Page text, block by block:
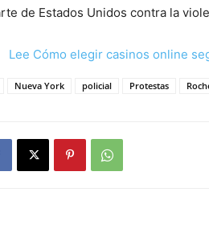
de Estados Unidos contra la
Lee Cómo elegir casinos online
Nueva York policial Protestas